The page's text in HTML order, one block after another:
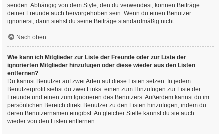
senden. Abhängig von dem Style, den du verwendest, können Beiträge
deiner Freunde auch hervorgehoben sein. Wenn du einen Benutzer
ignorierst, dann siehst du seine Beiträge standardmäßig nicht.
Nach oben
Wie kann ich Mitglieder zur Liste der Freunde oder zur Liste der
ignorierten Mitglieder hinzufügen oder diese wieder aus den Listen
entfernen?
Du kannst Benutzer auf zwei Arten auf diese Listen setzen: In jedem
Benutzerprofil siehst du zwei Links: einen zum Hinzufügen zur Liste der
Freunde und einen zum Ignorieren des Benutzers. Außerdem kannst du im
persönlichen Bereich direkt Benutzer zu den Listen hinzufügen, indem du
deren Benutzernamen eingibst. An gleicher Stelle kannst du sie auch
wieder von den Listen entfernen.